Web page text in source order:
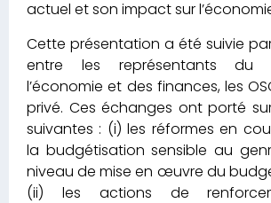
actuel et son impact sur
Cette présentation a été suivie
entre les représentants du
l’économie et des finances, les
privé. Ces échanges ont porté
suivantes : (i) les réformes en
la budgétisation sensible au
niveau de mise en œuvre du
(ii) les actions de